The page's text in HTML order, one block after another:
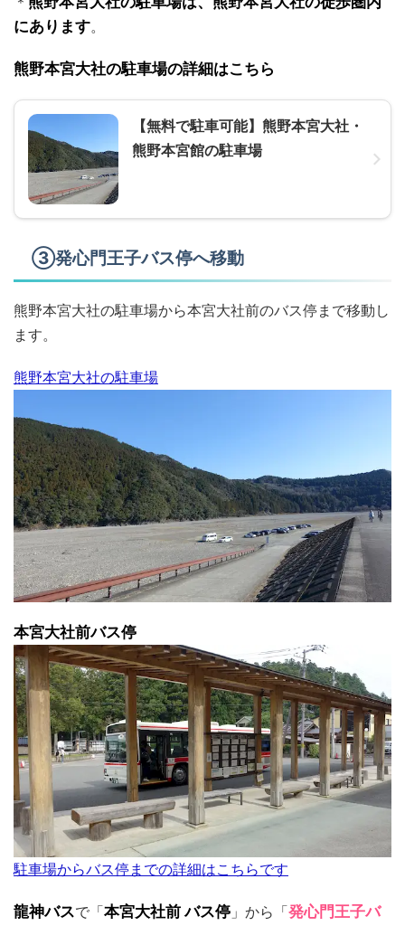
にあります。
熊野本宮大社の駐車場の詳細はこちら
【無料で駐車可能】熊野本宮大社・
熊野本宮館の駐車場
③発心門王子バス停へ移動
熊野本宮大社の駐車場から本宮大社前のバス停まで移動し
ます。
熊野本宮大社の駐車場
本宮大社前バス停
駐車場からバス停までの詳細はこちらです
龍神バスで「本宮大社前 バス停 」から「発心門王子バ